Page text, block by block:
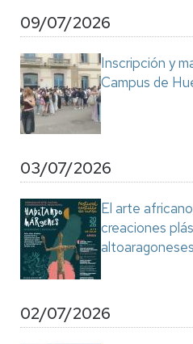
09/07/2026
Inscripción y
Campus de
03/07/2026
El arte
creaciones
altoaragoneses
02/07/2026